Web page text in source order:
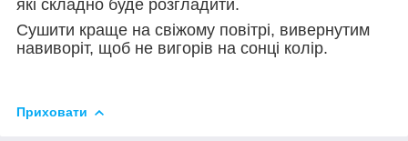
які складно буде розгладити.
Сушити краще на свіжому повітрі, вивернутим
навиворіт, щоб не вигорів на сонці колір.
Приховати